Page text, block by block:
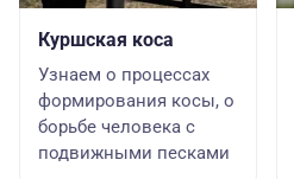
Куршская коса
Узнаем о процессах
формирования косы, о
борьбе человека с
подвижными песками